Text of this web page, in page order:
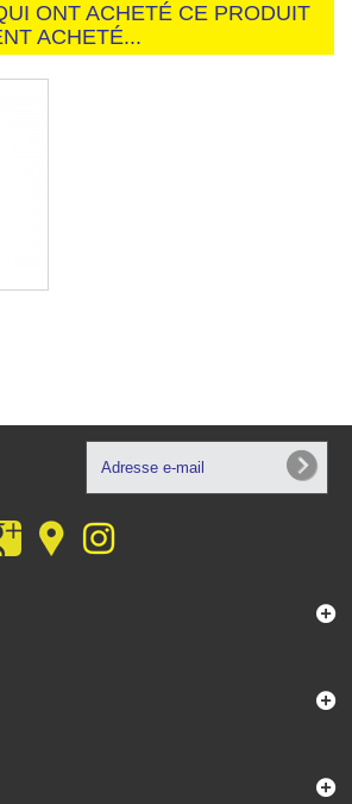
ONT ACHETÉ CE PRODUIT
ACHETÉ...